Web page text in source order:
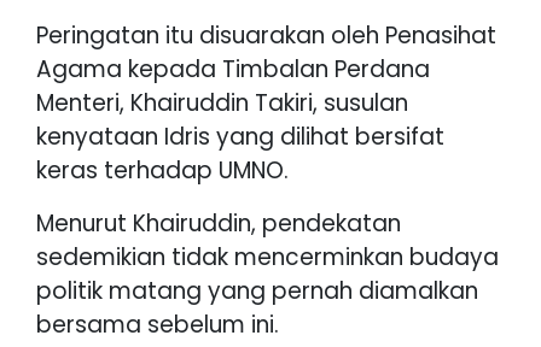
Peringatan itu disuarakan oleh Penasihat
Agama kepada Timbalan Perdana
Menteri, Khairuddin Takiri, susulan
kenyataan Idris yang dilihat bersifat
keras terhadap UMNO.
Menurut Khairuddin, pendekatan
sedemikian tidak mencerminkan budaya
politik matang yang pernah diamalkan
bersama sebelum ini.